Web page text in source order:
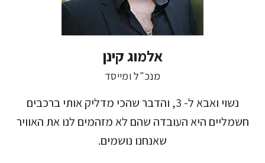
אלמוג קינן
מנכ"ל ומייסד
נשוי ואבא ל- 3, והדבר שהכי מדליק אותי ברכבים
חשמליים היא העובדה שהם לא מזהמים לנו את האוויר
שאנחנו נושמים.